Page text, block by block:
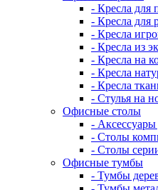
- Кресла для
- Кресла для
- Кресла
- Кресла из
- Кресла на
- Кресла
- Кресла
- Стулья на
Офисные столы
- Аксессуары
- Столы
- Столы
Офисные тумбы
- Тумбы